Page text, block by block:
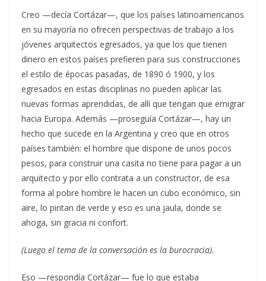
Creo —decía Cortázar—, que los países latinoamericanos
en su mayoría no ofrecen perspectivas de trabajo a los
jóvenes arquitectos egresados, ya que los que tienen
dinero en estos países prefieren para sus construcciones
el estilo de épocas pasadas, de 1890 ó 1900, y los
egresados en estas disciplinas no pueden aplicar las
nuevas formas aprendidas, de allí que tengan que emigrar
hacia Europa. Además —proseguía Cortázar—, hay un
hecho que sucede en la Argentina y creo que en otros
países también: el hombre que dispone de unos pocos
pesos, para construir una casita no tiene para pagar a un
arquitecto y por ello contrata a un constructor, de esa
forma al pobre hombre le hacen un cubo económico, sin
aire, lo pintan de verde y eso es una jaula, donde se
ahoga, sin gracia ni confort.
(Luego el tema de la conversación es la burocracia).
Eso —respondía Cortázar— fue lo que estaba